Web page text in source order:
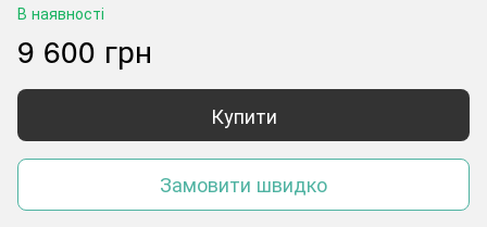
В наявності
9 600 грн
Купити
Замовити швидко